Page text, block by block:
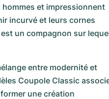
et impressionnent
incurvé et leurs cornes
un compagnon sur
entre modernité et
Coupole Classic
une création